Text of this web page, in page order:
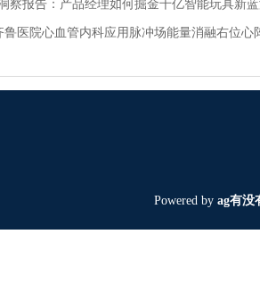
察报告：产品经理如何掘金千亿智能玩具新
鲁医院心血管内科应用脉冲场能量消融右位心
Powered by ag有没